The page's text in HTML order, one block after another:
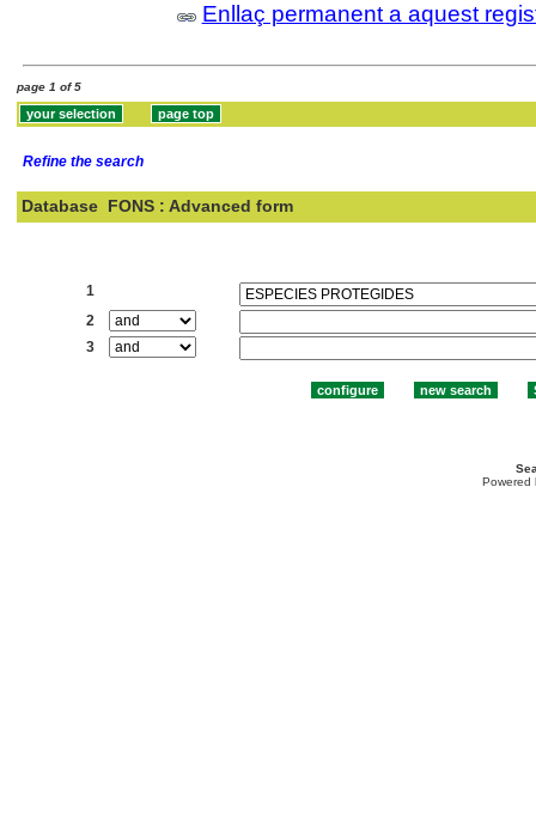
Enllaç permanent a aquest
page 1 of 5
Refine the search
Database FONS : Advanced form
1
2
3